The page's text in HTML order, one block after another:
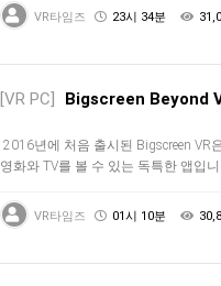
VR타임즈 23시 34분
[VR PC] Bigscreen Beyond
2016년에 처음 출시된 Bigscreen VR
영화와 TV를 볼 수 있는 독특한 앱입
VR타임즈 01시 10분